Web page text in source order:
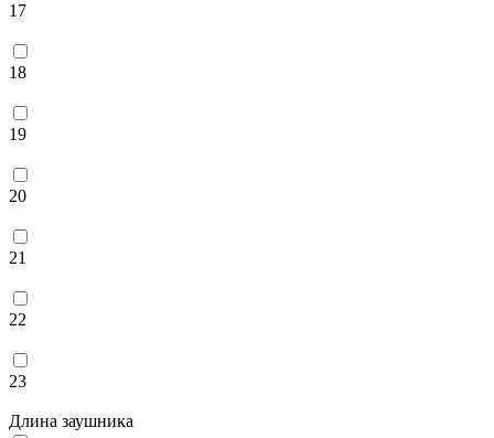
17
18
19
20
21
22
23
Длина заушника